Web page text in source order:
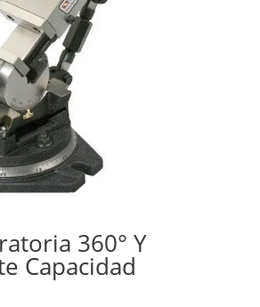
360° Y
Capacidad